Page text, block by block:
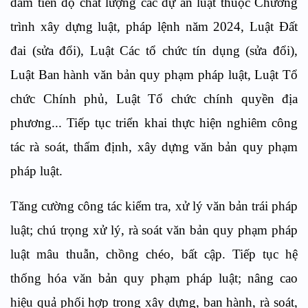
trình xây dựng luật, pháp lệnh năm 2024, Luật Đất
đai (sửa đổi), Luật Các tổ chức tín dụng (sửa đổi),
Luật Ban hành văn bản quy phạm pháp luật, Luật Tổ
chức Chính phủ, Luật Tổ chức chính quyền địa
phương... Tiếp tục triển khai thực hiện nghiêm công
tác rà soát, thẩm định, xây dựng văn bản quy phạm
pháp luật.
Tăng cường công tác kiểm tra, xử lý văn bản trái pháp
luật; chú trọng xử lý, rà soát văn bản quy phạm pháp
luật mâu thuẫn, chồng chéo, bất cập. Tiếp tục hệ
thống hóa văn bản quy phạm pháp luật; nâng cao
hiệu quả phối hợp trong xây dựng, ban hành, rà soát,